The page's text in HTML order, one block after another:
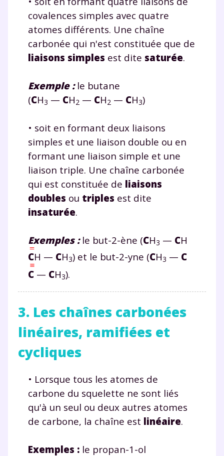
covalences simples avec quatre
atomes différents. Une chaîne
carbonée qui n'est constituée que de
liaisons simples est dite saturée.
Exemple :le butane
(CH3 — CH2 — CH2 — CH3)
• soit en formant deux liaisons
simples et une liaison double ou en
formant une liaison simple et une
liaison triple. Une chaîne carbonée
qui est constituée de liaisons
doubles ou triples est dite
insaturée.
Exemples :le but-2-ène (CH3 — CH
CH — CH3) et le but-2-yne (CH3 — C
C — CH3).
3. Les chaînes carbonées
linéaires, ramifiées et
cycliques
• Lorsque tous les atomes de
carbone du squelette ne sont liés
qu'à un seul ou deux autres atomes
de carbone, la chaîne est linéaire.
Exemples : le propan-1-ol